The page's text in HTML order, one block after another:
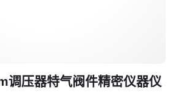
压器特气阀件精密仪器仪